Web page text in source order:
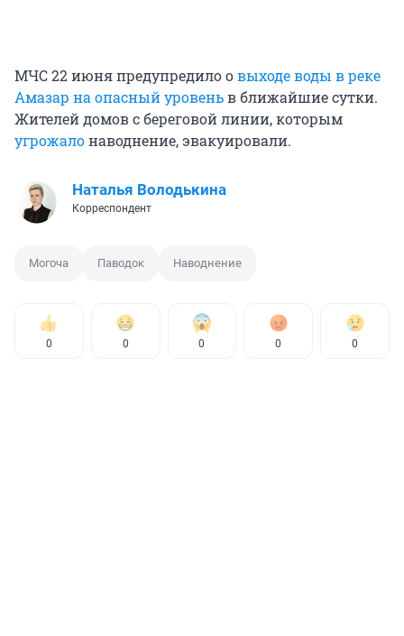
МЧС 22 июня предупредило овыходе воды в реке
Амазар на опасный уровеньв ближайшие сутки.
Жителей домов с береговой линии, которым
угрожалонаводнение, эвакуировали.
Наталья Володькина
Корреспондент
Могоча Паводок Наводнение
0 0 0 0 0